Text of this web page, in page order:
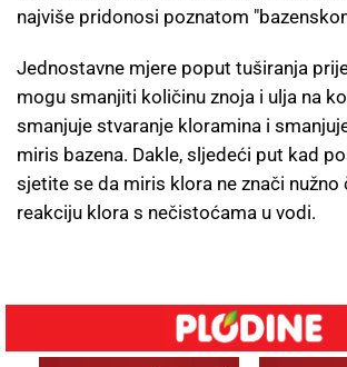
najviše pridonosi poznatom
Jednostavne mjere poput tuširanja
mogu smanjiti količinu znoja i ulja na
smanjuje stvaranje kloramina i
miris bazena. Dakle, sljedeći put kad
sjetite se da miris klora ne znači nužno
reakciju klora s nečistoćama u vodi.